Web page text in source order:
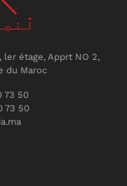
ler étage, Apprt NO 2,
du Maroc
73 50
73 50